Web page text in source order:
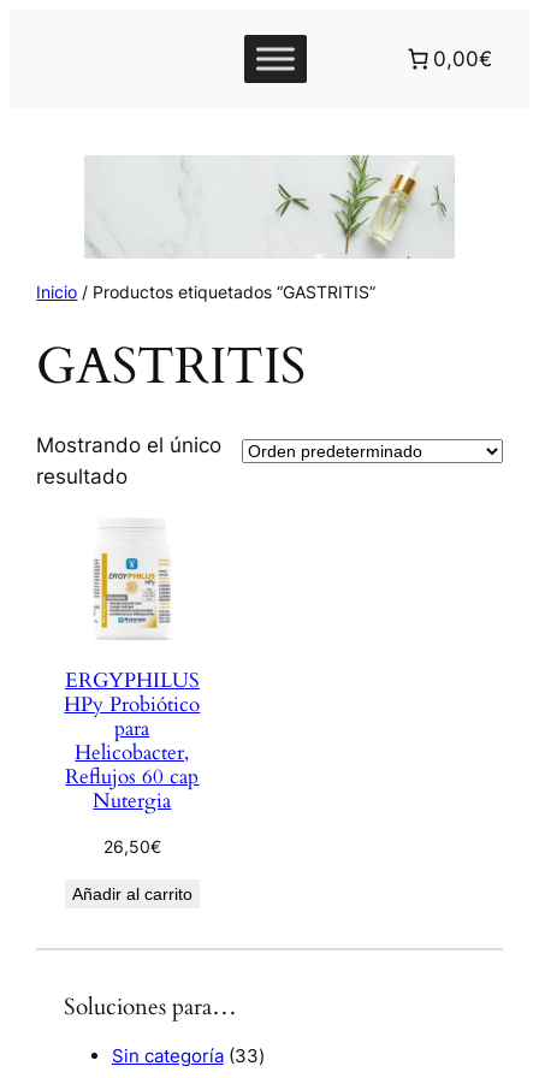
0,00€
Inicio / Productos etiquetados “GASTRITIS”
GASTRITIS
Mostrando el único
resultado
ERGYPHILUS
HPy Probiótico
para
Helicobacter,
Reflujos 60 cap
Nutergia
26,50€
Añadir al carrito
Soluciones para…
Sin categoría 333